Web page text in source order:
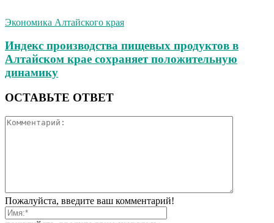
Экономика Алтайского края
Индекс производства пищевых продуктов в
Алтайском крае сохраняет положительную
динамику
ОСТАВЬТЕ ОТВЕТ
Пожалуйста, введите ваш комментарий!